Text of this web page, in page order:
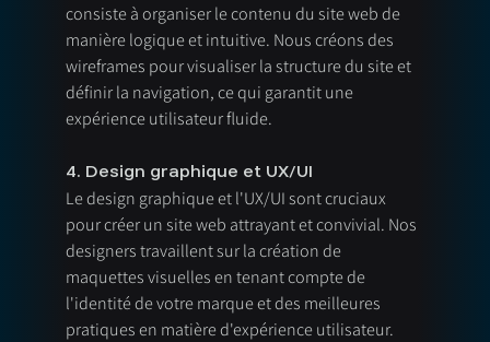
consiste à organiser le contenu du site web de
manière logique et intuitive. Nous créons des
wireframes pour visualiser la structure du site et
définir la navigation, ce qui garantit une
expérience utilisateur fluide.
4. Design graphique et UX/UI
Le design graphique et l'UX/UI sont cruciaux
pour créer un site web attrayant et convivial. Nos
designers travaillent sur la création de
maquettes visuelles en tenant compte de
l'identité de votre marque et des meilleures
pratiques en matière d'expérience utilisateur.